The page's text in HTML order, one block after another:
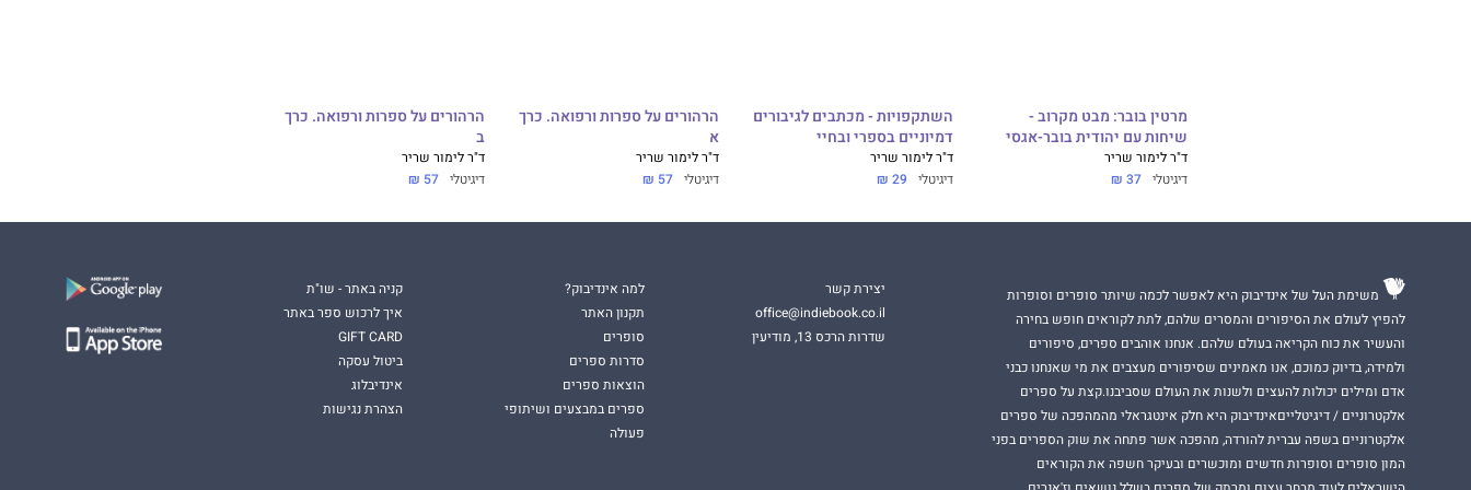
מרטין בובר: מבט מקרוב -
שיחות עם יהודית בובר-אגסי
ד"ר לימור שריר
דיגיטלי 37 ₪
השתקפויות - מכתבים לגיבורים
דמיוניים בספרי ובחיי
ד"ר לימור שריר
דיגיטלי 29 ₪
הרהורים על ספרות ורפואה. כרך
א
ד"ר לימור שריר
דיגיטלי 57 ₪
הרהורים על ספרות ורפואה. כרך
ב
ד"ר לימור שריר
דיגיטלי 57 ₪
משימת העל של אינדיבוק היא לאפשר לכמה שיותר סופרים וסופרות
להפיץ לעולם את הסיפורים והמסרים שלהם, לתת לקוראים חופש בחירה
והעשיר את כוח הקריאה בעולם שלהם. אנחנו אוהבים ספרים, סיפורים
ולמידה, בדיוק כמוכם, אנו מאמינים שסיפורים מעצבים את מי שאנחנו כבני
אדם ומילים יכולות להעצים ולשנות את העולם שסביבנו.קצת על ספרים
אלקטרוניים / דיגיטלייםאינדיבוק היא חלק אינטגראלי מהמהפכה של ספרים
אלקטרוניים בשפה עברית להורדה, מהפכה אשר פתחה את שוק הספרים בפני
המון סופרים וסופרות חדשים ומוכשרים ובעיקר חשפה את הקוראים
יצירת קשר
office@indiebook.co.il
שדרות הרכס 13, מודיעין
למה אינדיבוק?
תקנון האתר
סופרים
סדרות ספרים
הוצאות ספרים
ספרים במבצעים ושיתופי
פעולה
קניה באתר - שו"ת
איך לרכוש ספר באתר
GIFT CARD
ביטול עסקה
אינדיבלוג
הצהרת נגישות